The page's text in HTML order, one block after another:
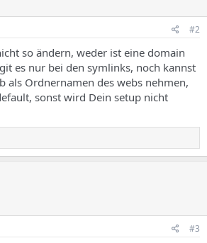
#2
so ändern, weder ist eine domain
es nur bei den symlinks, noch kannst
als Ordnernamen des webs nehmen,
sonst wird Dein setup nicht
#3